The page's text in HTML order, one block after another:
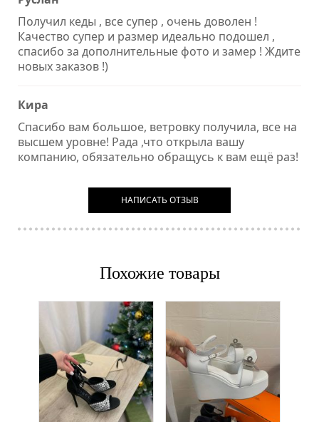
Получил кеды , все супер , очень доволен !
Качество супер и размер идеально подошел ,
спасибо за дополнительные фото и замер ! Ждите
новых заказов !)
Кира
Спасибо вам большое, ветровку получила, все на
высшем уровне! Рада ,что открыла вашу
компанию, обязательно обращусь к вам ещё раз!
НАПИСАТЬ ОТЗЫВ
Похожие товары